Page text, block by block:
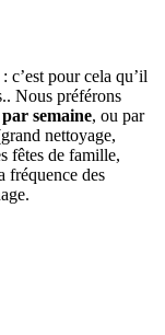
c’est pour cela qu’il
Nous préférons
semaine, ou par
nettoyage,
fêtes de famille,
fréquence des